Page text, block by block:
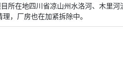
目所在地四川省凉山州水洛河、木里
，厂房也在加紧拆除中。